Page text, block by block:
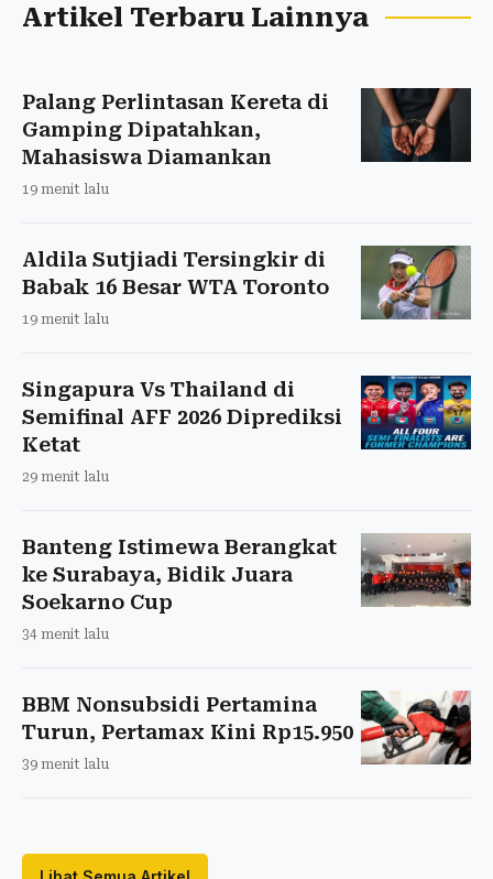
Artikel Terbaru Lainnya
Palang Perlintasan Kereta di
Gamping Dipatahkan,
Mahasiswa Diamankan
19 menit lalu
Aldila Sutjiadi Tersingkir di
Babak 16 Besar WTA Toronto
19 menit lalu
Singapura Vs Thailand di
Semifinal AFF 2026 Diprediksi
Ketat
29 menit lalu
Banteng Istimewa Berangkat
ke Surabaya, Bidik Juara
Soekarno Cup
34 menit lalu
BBM Nonsubsidi Pertamina
Turun, Pertamax Kini Rp15.950
39 menit lalu